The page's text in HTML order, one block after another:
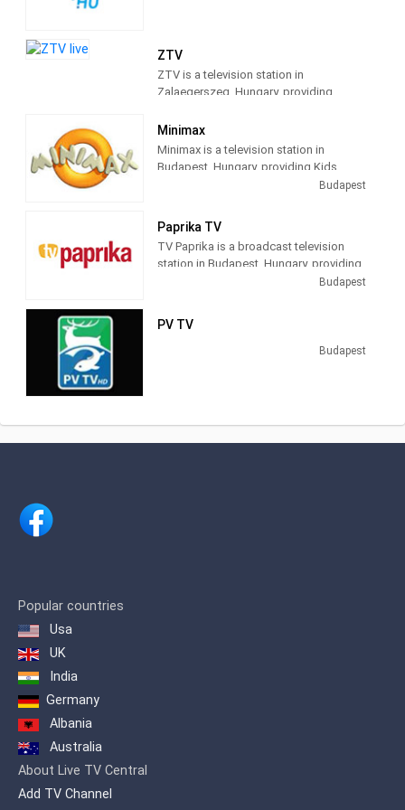
hajókon és hotelekben.
ZTV
ZTV is a television station in
Zalaegerszeg, Hungary, providing
Minimax
Minimax is a television station in
Budapest, Hungary, providing Kids
Programs, Cartoon, Animation, Fun and
Budapest
Paprika TV
TV Paprika is a broadcast television
station in Budapest, Hungary, providing
Cooking and Lifestyle shows. TV
focusing on food and drink.
Budapest
PV TV
Budapest
Popular countries
Usa
UK
India
Germany
Albania
Australia
About Live TV Central
Add TV Channel